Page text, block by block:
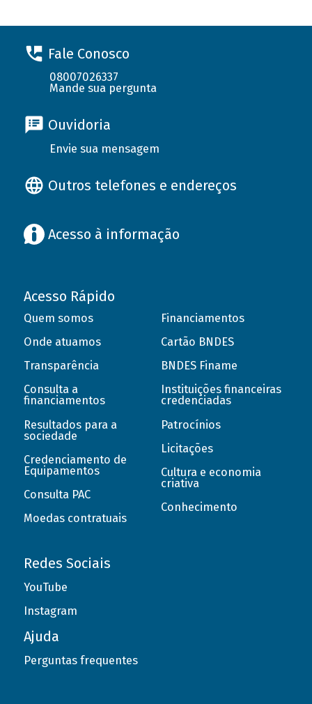
Fale Conosco
08007026337
Mande sua pergunta
Ouvidoria
Envie sua mensagem
Outros telefones e endereços
Acesso à informação
Acesso Rápido
Quem somos
Onde atuamos
Transparência
Consulta a
financiamentos
Resultados para a
sociedade
Credenciamento de
Equipamentos
Consulta PAC
Moedas contratuais
Financiamentos
Cartão BNDES
BNDES Finame
Instituições financeiras
credenciadas
Patrocínios
Licitações
Cultura e economia
criativa
Conhecimento
Redes Sociais
YouTube
Instagram
Ajuda
Perguntas frequentes